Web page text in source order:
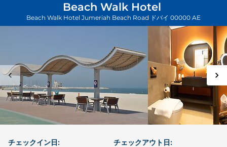
Beach Walk Hotel
Beach Walk Hotel Jumeriah Beach Road ドバイ 00000 AE
チェックイン日: チェックアウト日: